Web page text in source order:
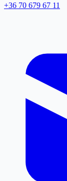
+36 70 679 67 11